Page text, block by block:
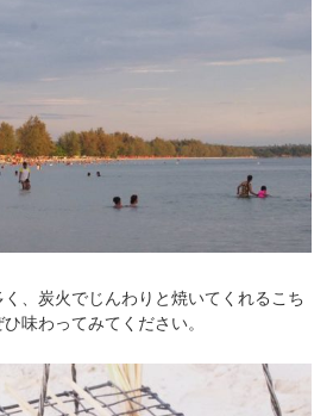
、炭火でじんわりと焼いてくれるこち
味わってみてください。